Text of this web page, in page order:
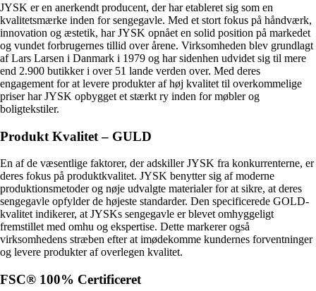
JYSK er en anerkendt producent, der har etableret sig som en
kvalitetsmærke inden for sengegavle. Med et stort fokus på håndværk,
innovation og æstetik, har JYSK opnået en solid position på markedet
og vundet forbrugernes tillid over årene. Virksomheden blev grundlagt
af Lars Larsen i Danmark i 1979 og har sidenhen udvidet sig til mere
end 2.900 butikker i over 51 lande verden over. Med deres
engagement for at levere produkter af høj kvalitet til overkommelige
priser har JYSK opbygget et stærkt ry inden for møbler og
boligtekstiler.
Produkt Kvalitet – GULD
En af de væsentlige faktorer, der adskiller JYSK fra konkurrenterne, er
deres fokus på produktkvalitet. JYSK benytter sig af moderne
produktionsmetoder og nøje udvalgte materialer for at sikre, at deres
sengegavle opfylder de højeste standarder. Den specificerede GOLD-
kvalitet indikerer, at JYSKs sengegavle er blevet omhyggeligt
fremstillet med omhu og ekspertise. Dette markerer også
virksomhedens stræben efter at imødekomme kundernes forventninger
og levere produkter af overlegen kvalitet.
FSC® 100% Certificeret